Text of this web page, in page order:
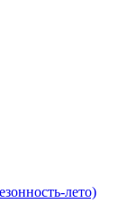
лето)